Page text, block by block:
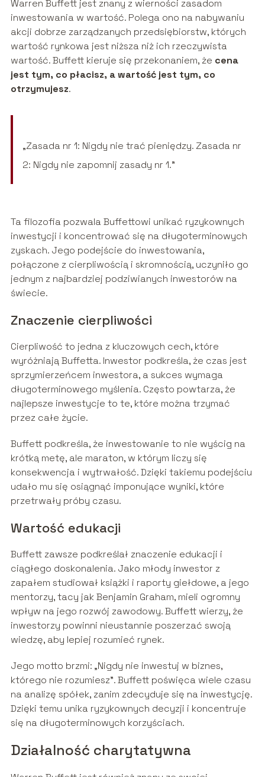
Warren Buffett jest znany z wierności zasadom
inwestowania w wartość. Polega ono na nabywaniu
akcji dobrze zarządzanych przedsiębiorstw, których
wartość rynkowa jest niższa niż ich rzeczywista
wartość. Buffett kieruje się przekonaniem, że cena
jest tym, co płacisz, a wartość jest tym, co
otrzymujesz.
„Zasada nr 1: Nigdy nie trać pieniędzy. Zasada nr
2: Nigdy nie zapomnij zasady nr 1.”
Ta filozofia pozwala Buffettowi unikać ryzykownych
inwestycji i koncentrować się na długoterminowych
zyskach. Jego podejście do inwestowania,
połączone z cierpliwością i skromnością, uczyniło go
jednym z najbardziej podziwianych inwestorów na
świecie.
Znaczenie cierpliwości
Cierpliwość to jedna z kluczowych cech, które
wyróżniają Buffetta. Inwestor podkreśla, że czas jest
sprzymierzeńcem inwestora, a sukces wymaga
długoterminowego myślenia. Często powtarza, że
najlepsze inwestycje to te, które można trzymać
przez całe życie.
Buffett podkreśla, że inwestowanie to nie wyścig na
krótką metę, ale maraton, w którym liczy się
konsekwencja i wytrwałość. Dzięki takiemu podejściu
udało mu się osiągnąć imponujące wyniki, które
przetrwały próby czasu.
Wartość edukacji
Buffett zawsze podkreślał znaczenie edukacji i
ciągłego doskonalenia. Jako młody inwestor z
zapałem studiował książki i raporty giełdowe, a jego
mentorzy, tacy jak Benjamin Graham, mieli ogromny
wpływ na jego rozwój zawodowy. Buffett wierzy, że
inwestorzy powinni nieustannie poszerzać swoją
wiedzę, aby lepiej rozumieć rynek.
Jego motto brzmi: „Nigdy nie inwestuj w biznes,
którego nie rozumiesz”. Buffett poświęca wiele czasu
na analizę spółek, zanim zdecyduje się na inwestycję.
Dzięki temu unika ryzykownych decyzji i koncentruje
się na długoterminowych korzyściach.
Działalność charytatywna